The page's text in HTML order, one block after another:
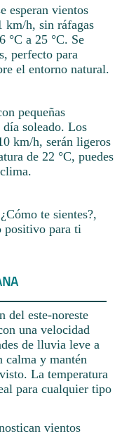
esperan vientos
km/h, sin ráfagas
°C a 25 °C. Se
perfecto para
el entorno natural.
pequeñas
día soleado. Los
km/h, serán ligeros
de 22 °C, puedes
te sientes?,
positivo para ti
del este-noreste
una velocidad
de lluvia leve a
calma y mantén
La temperatura
para cualquier tipo
vientos